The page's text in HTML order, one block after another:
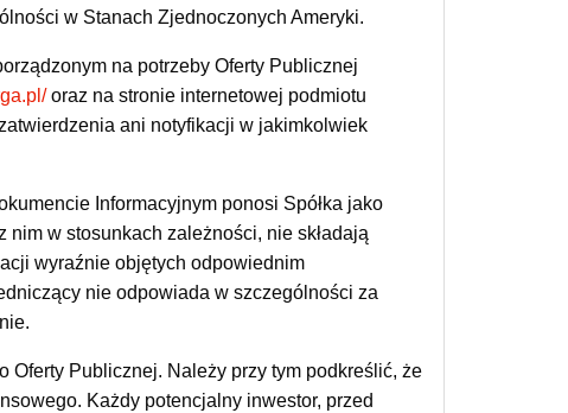
w Stanach Zjednoczonych Ameryki.
na potrzeby Oferty Publicznej
oraz na stronie internetowej podmiotu
ani notyfikacji w jakimkolwiek
Informacyjnym ponosi Spółka jako
w stosunkach zależności, nie składają
wyraźnie objętych odpowiednim
nie odpowiada w szczególności za
Oferty Publicznej. Należy przy tym podkreślić, że
Każdy potencjalny inwestor, przed